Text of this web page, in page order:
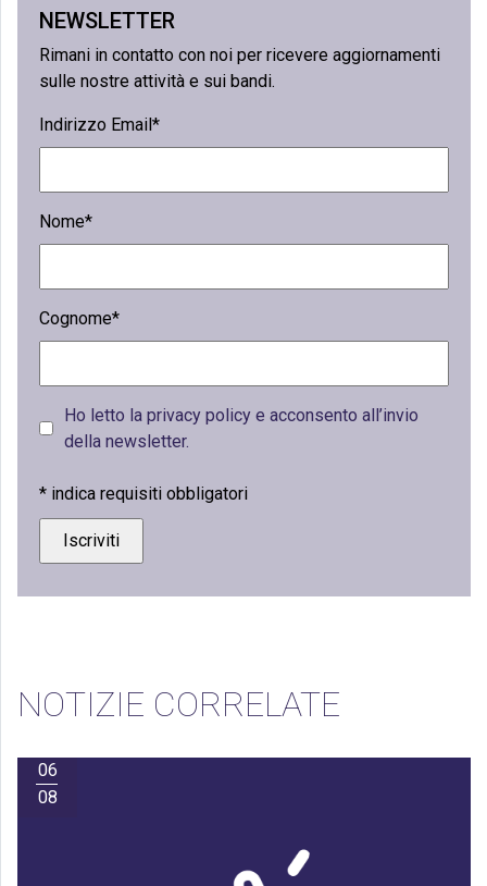
NEWSLETTER
Rimani in contatto con noi per ricevere aggiornamenti
sulle nostre attività e sui bandi.
Indirizzo Email*
Nome*
Cognome*
Ho letto la privacy policy e acconsento all’invio
della newsletter.
* indica requisiti obbligatori
NOTIZIE CORRELATE
06
08